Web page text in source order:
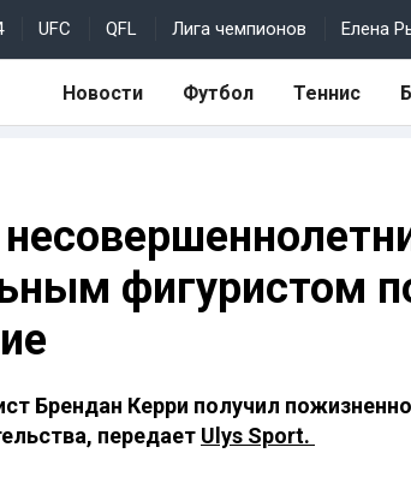
UFC QFL Лига чемпионов Елена
Новости Футбол Теннис
фигуристом
Брендан Керри получил
передает Ulys Sport.